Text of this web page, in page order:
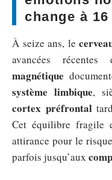
change à 16
À seize ans, le
avancées
magnétique
système limbique,
cortex préfrontal
Cet équilibre fragile
attirance pour le
parfois jusqu’aux